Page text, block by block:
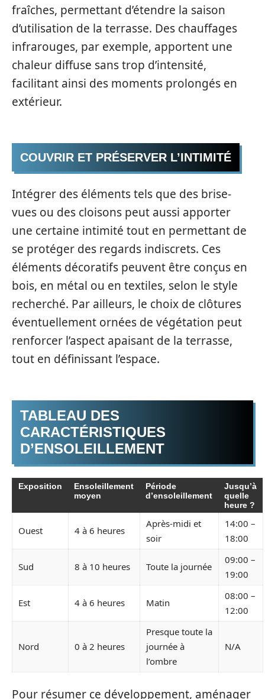
fraîches, permettant d’étendre la saison
d’utilisation de la terrasse. Des chauffages
infrarouges, par exemple, apportent une
chaleur diffuse sans trop d’intensité,
facilitant ainsi des moments prolongés en
extérieur.
COUVRIR ET PRÉSERVER L’INTIMITÉ
Intégrer des éléments tels que des brise-
vues ou des cloisons peut aussi apporter
une certaine intimité tout en permettant de
se protéger des regards indiscrets. Ces
éléments décoratifs peuvent être conçus en
bois, en métal ou en textiles, selon le style
recherché. Par ailleurs, le choix de clôtures
éventuellement ornées de végétation peut
renforcer l’aspect apaisant de la terrasse,
tout en définissant l’espace.
TABLEAU DES
CARACTÉRISTIQUES
D’ENSOLEILLEMENT
Exposition
Ensoleillement
moyen
Période
d’ensoleillement
Jusqu’à
quelle
heure ?
Ouest 4 à 6 heures
Après-midi et
soir
14:00 –
18:00
Sud 8 à 10 heures Toute la journée
09:00 –
19:00
Est 4 à 6 heures Matin
08:00 –
12:00
Nord 0 à 2 heures
Presque toute la
journée à
l’ombre
N/A
Pour résumer ce développement, aménager